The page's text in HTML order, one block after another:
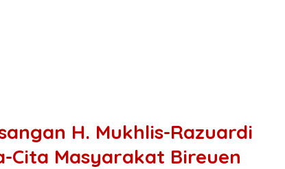
H. Mukhlis-Razuardi
Cita Masyarakat Bireuen